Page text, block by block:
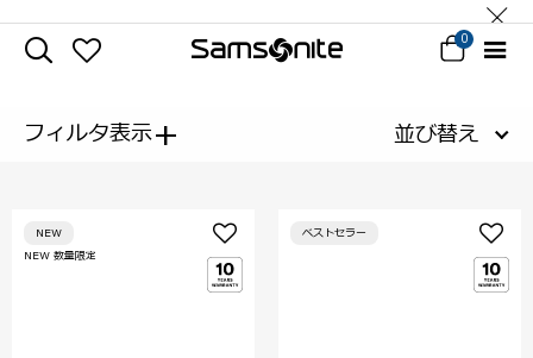
0
フィルタ表示+ 並び替え
NEW 数量限定
NEW ベストセラー